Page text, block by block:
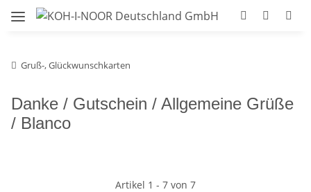
Gruß-, Glückwunschkarten
Danke / Gutschein / Allgemeine Grüße
/ Blanco
Artikel 1 - 7 von 7